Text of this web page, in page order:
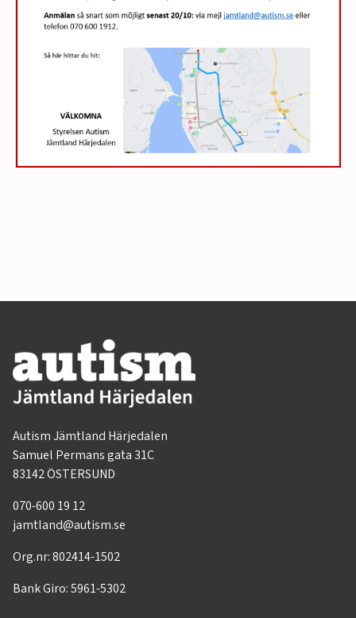
Autism Jämtland Härjedalen
Samuel Permans gata 31C
83142 ÖSTERSUND
070-600 19 12
jamtland@autism.se
Org.nr: 802414-1502
Bank Giro: 5961-5302